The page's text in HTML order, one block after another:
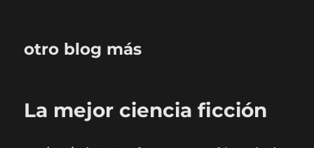
otro blog más
La mejor ciencia ficción